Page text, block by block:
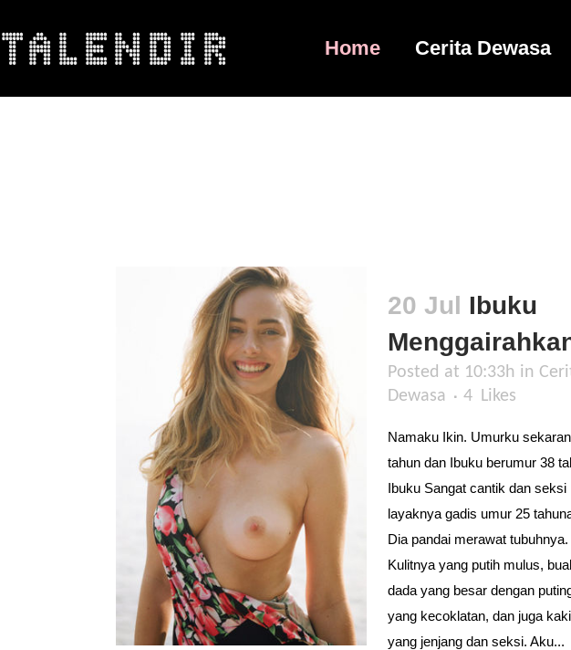
Home Cerita Dewasa
3 4 5 6 7
20 Jul Ibuku
Posted at 10:33h in
Dewasa
4 Likes
Namaku Ikin. Umurku
tahun dan Ibuku berumur 38
Ibuku Sangat cantik dan seksi
layaknya gadis umur 25
Dia pandai merawat tubuhnya.
Kulitnya yang putih mulus,
dada yang besar dengan
yang kecoklatan, dan juga
yang jenjang dan seksi. Aku...